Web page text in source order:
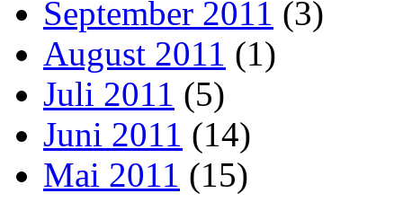
September 2011 (3)
August 2011 (1)
Juli 2011 (5)
Juni 2011 (14)
Mai 2011 (15)